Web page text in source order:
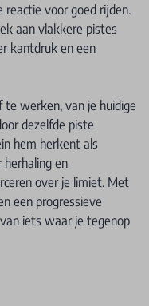
reactie voor goed rijden.
aan vlakkere pistes
kantdruk en een
werken, van je huidige
dezelfde piste
hem herkent als
herhaling en
over je limiet. Met
een progressieve
iets waar je tegenop